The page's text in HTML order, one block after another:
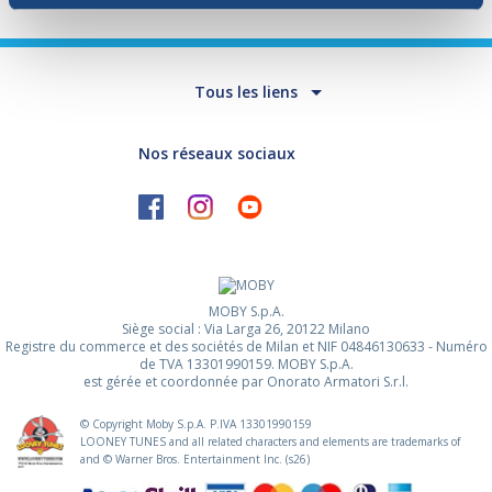
Tous les liens
Nos réseaux sociaux
MOBY S.p.A.
Siège social : Via Larga 26, 20122 Milano
Registre du commerce et des sociétés de Milan et NIF 04846130633 - Numéro
de TVA 13301990159. MOBY S.p.A.
est gérée et coordonnée par Onorato Armatori S.r.l.
© Copyright Moby S.p.A. P.IVA 13301990159
LOONEY TUNES and all related characters and elements are trademarks of
and © Warner Bros. Entertainment Inc. (s26)